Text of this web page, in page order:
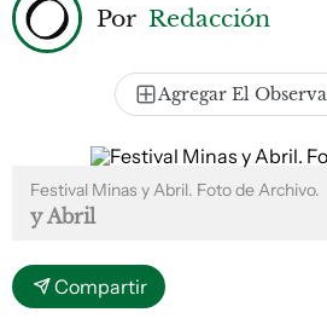
Por Redacción
Agregar El
Festival Minas y Abril. Foto de Archivo.
y Abril
Compartir